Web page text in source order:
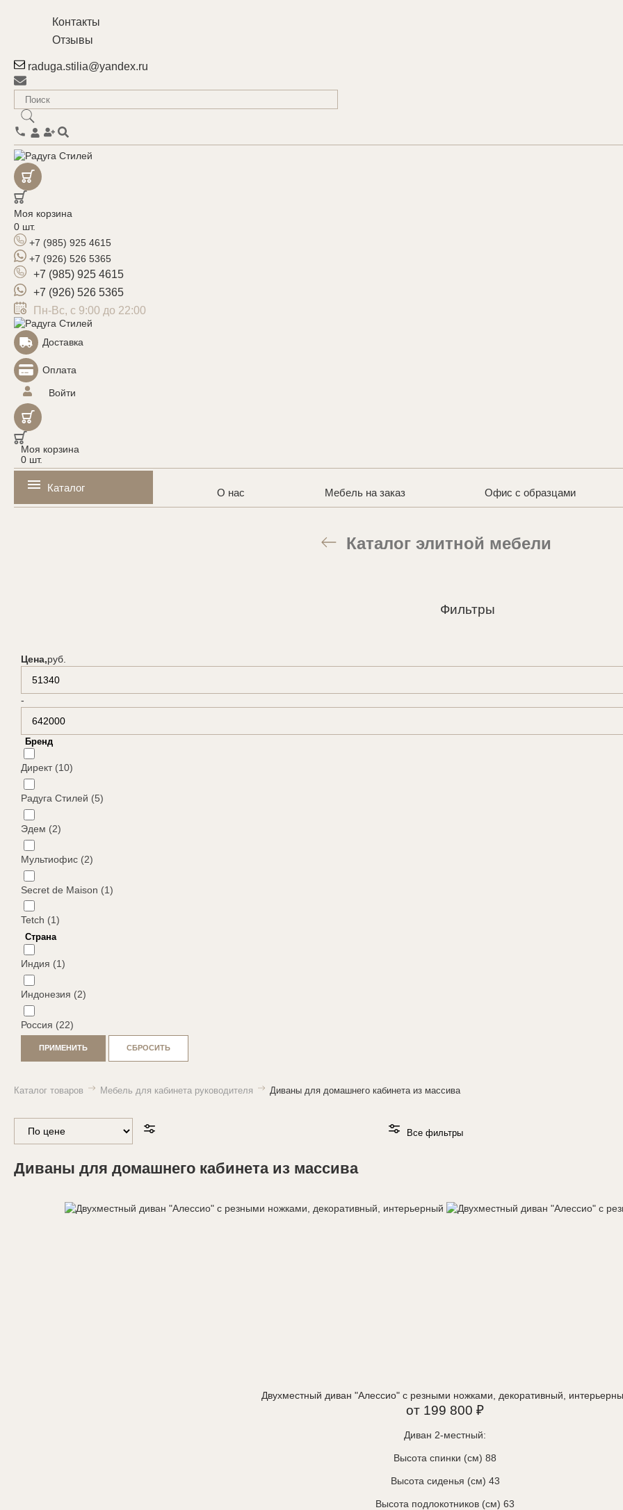
Контакты
Отзывы
raduga.stilia@yandex.ru
Моя корзина
0 шт.
+7 (985) 925 4615
+7 (926) 526 5365
+7 (985) 925 4615
+7 (926) 526 5365
Пн-Вс, с 9:00 до 22:00
Доставка
Оплата
Войти
Моя корзина
0 шт.
Каталог О нас Мебель на заказ Офис с образцами
Каталог элитной мебели
Фильтры
Цена,руб.
-
Бренд
Директ (10)
Радуга Стилей (5)
Эдем (2)
Мультиофис (2)
Secret de Maison (1)
Tetch (1)
Страна
Индия (1)
Индонезия (2)
Россия (22)
ПРИМЕНИТЬ СБРОСИТЬ
Каталог товаров Мебель для кабинета руководителя Диваны для домашнего кабинета из массива
Все фильтры
Диваны для домашнего кабинета из массива
Двухместный диван "Алессио" с резными ножками, декоративный,
от 199 800 ₽
Диван 2-местный:
Высота спинки (см) 88
Высота сиденья (см) 43
Высота подлокотников (см) 63